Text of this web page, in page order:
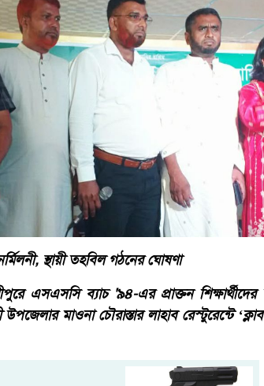
স্থায়ী তহবিল গঠনের ঘোষণা
এসএসসি ব্যাচ '৯৪-এর প্রাক্তন শিক্ষার্থীদের
উপজেলার মাওনা চৌরাস্তার লাহাব রেস্টুরেন্টে